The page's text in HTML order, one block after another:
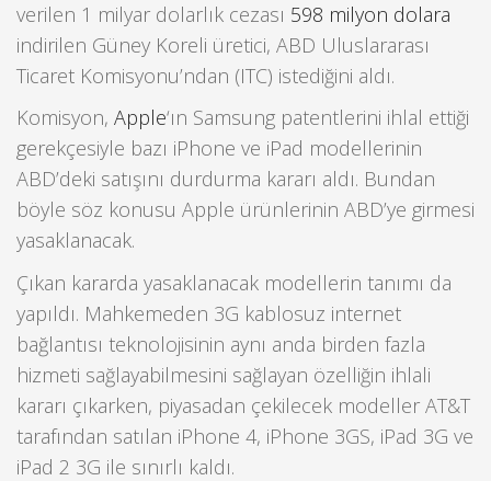
verilen 1 milyar dolarlık cezası 598 milyon dolara
indirilen Güney Koreli üretici, ABD Uluslararası
Ticaret Komisyonu’ndan (ITC) istediğini aldı.
Komisyon, Apple‘ın Samsung patentlerini ihlal ettiği
gerekçesiyle bazı iPhone ve iPad modellerinin
ABD’deki satışını durdurma kararı aldı. Bundan
böyle söz konusu Apple ürünlerinin ABD’ye girmesi
yasaklanacak.
Çıkan kararda yasaklanacak modellerin tanımı da
yapıldı. Mahkemeden 3G kablosuz internet
bağlantısı teknolojisinin aynı anda birden fazla
hizmeti sağlayabilmesini sağlayan özelliğin ihlali
kararı çıkarken, piyasadan çekilecek modeller AT&T
tarafından satılan iPhone 4, iPhone 3GS, iPad 3G ve
iPad 2 3G ile sınırlı kaldı.